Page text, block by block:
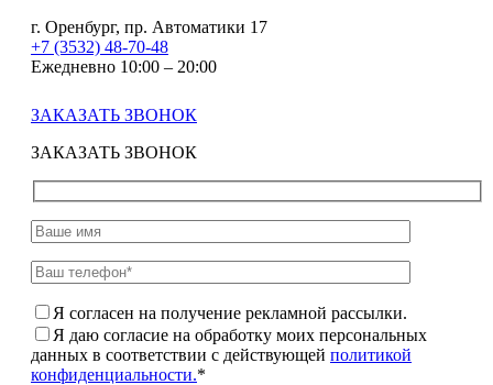
г. Оренбург, пр. Автоматики 17
+7 (3532) 48-70-48
Ежедневно 10:00 – 20:00
ЗАКАЗАТЬ ЗВОНОК
ЗАКАЗАТЬ ЗВОНОК
Я согласен на получение рекламной рассылки.
Я даю согласие на обработку моих персональных
данных в соответствии с действующей политикой
конфиденциальности.*